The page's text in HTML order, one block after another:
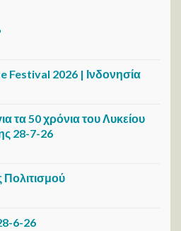
2026 | Ινδονησία
τα 50 χρόνια του Λυκείου
28-7-26
6-26